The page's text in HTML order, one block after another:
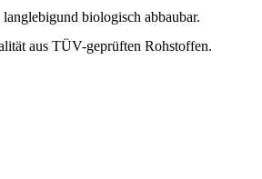
biologisch abbaubar.
aus TÜV-geprüften Rohstoffen.